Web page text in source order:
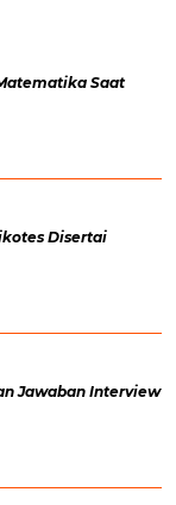
Saat
Disertai
Jawaban Interview